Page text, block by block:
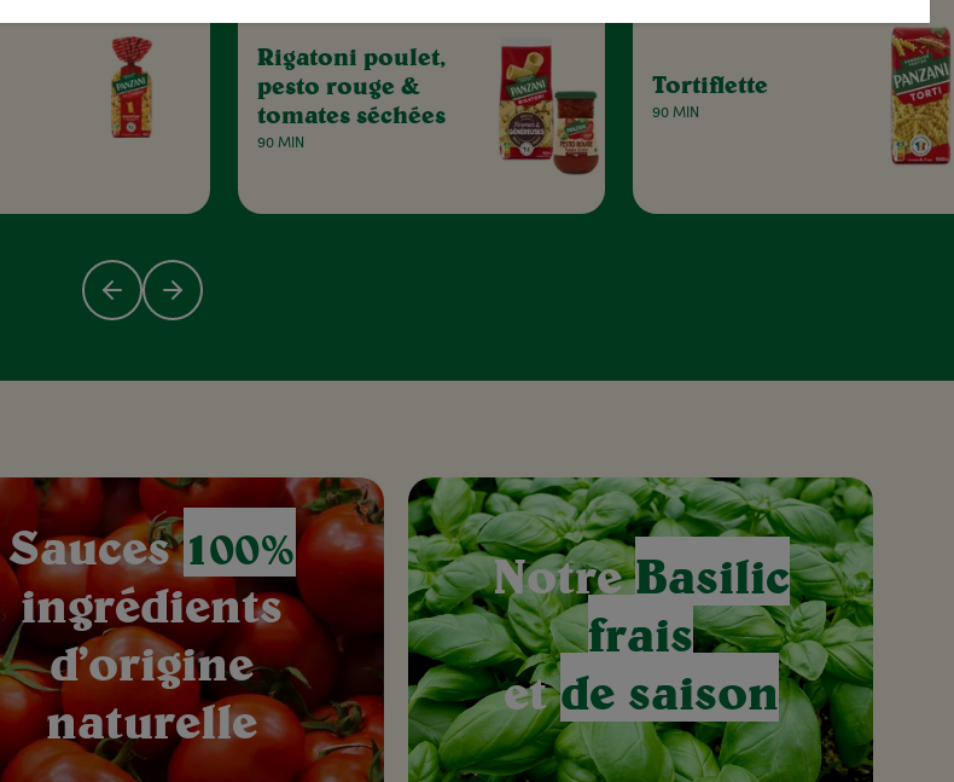
Rigatoni poulet,
pesto rouge &
tomates séchées
90 MIN
Tortiflette
90 MIN
Sauces100%
ingrédients
d’origine
naturelle
NotreBasilic
frais
etde saison